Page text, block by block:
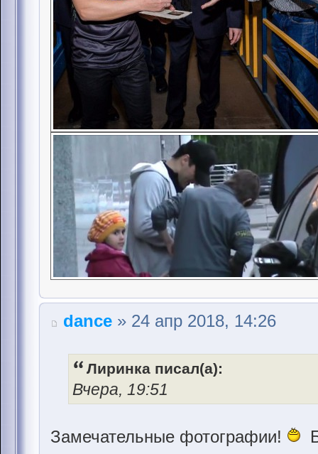
dance » 24 апр 2018, 14:26
Лиринка писал(а):
Вчера, 19:51
Замечательные фотографии!